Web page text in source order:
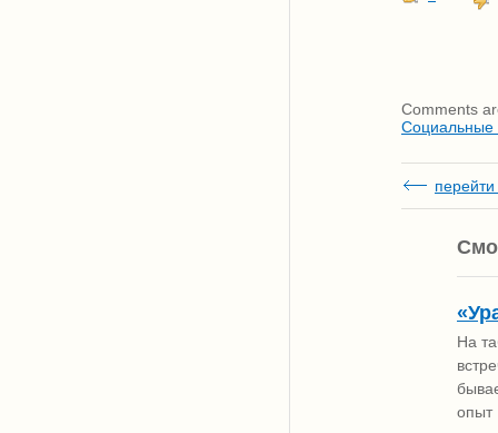
Comments
перейти
На
опыт